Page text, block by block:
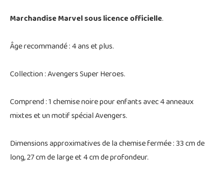
Marchandise Marvel sous licence officielle.
Âge recommandé : 4 ans et plus.
Collection : Avengers Super Heroes.
Comprend : 1 chemise noire pour enfants avec 4 anneaux
mixtes et un motif spécial Avengers.
Dimensions approximatives de la chemise fermée : 33 cm de
long, 27 cm de large et 4 cm de profondeur.